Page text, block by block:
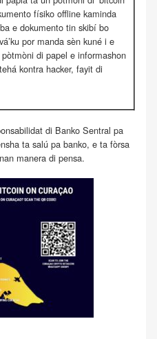
físiko offline kaminda
e dokumento tin skibí bo
por manda sèn kuné i e
di papel e informashon
kontra hacker, fayit di
di Banko Sentral pa
ta salú pa banko, e ta fòrsa
manera di pensa.